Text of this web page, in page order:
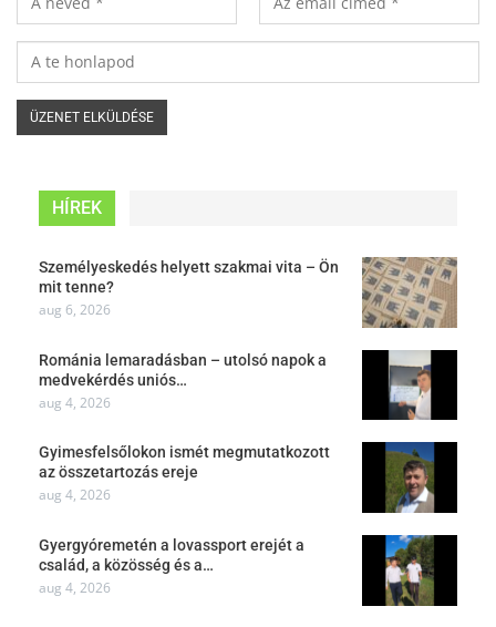
HÍREK
Személyeskedés helyett szakmai vita – Ön
mit tenne?
aug 6, 2026
Románia lemaradásban – utolsó napok a
medvekérdés uniós…
aug 4, 2026
Gyimesfelsőlokon ismét megmutatkozott
az összetartozás ereje
aug 4, 2026
Gyergyóremetén a lovassport erejét a
család, a közösség és a…
aug 4, 2026